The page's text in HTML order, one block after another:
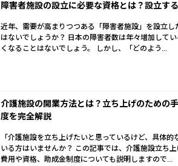
障害者施設の設立に必要な資格とは？設立す
近年、需要が高まりつつある「障害者施設」を設立し
はないでしょうか？ 日本の障害者数は年々増加して
くなることはないでしょう。 しかし、「どのよう...
介護施設の開業方法とは？立ち上げのための
度を完全解説
「介護施設を立ち上げたいと思っているけど、具体
いる方はいませんか？ この記事では、介護施設立ち上
費用や資格、助成金制度についても説明しますので...